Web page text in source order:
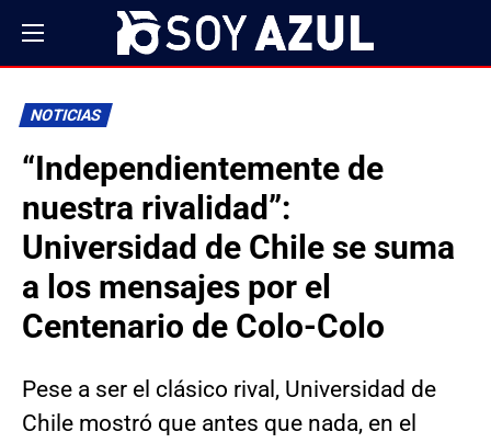
NOTICIAS
“Independientemente de
nuestra rivalidad”:
Universidad de Chile se suma
a los mensajes por el
Centenario de Colo-Colo
Pese a ser el clásico rival, Universidad de
Chile mostró que antes que nada, en el